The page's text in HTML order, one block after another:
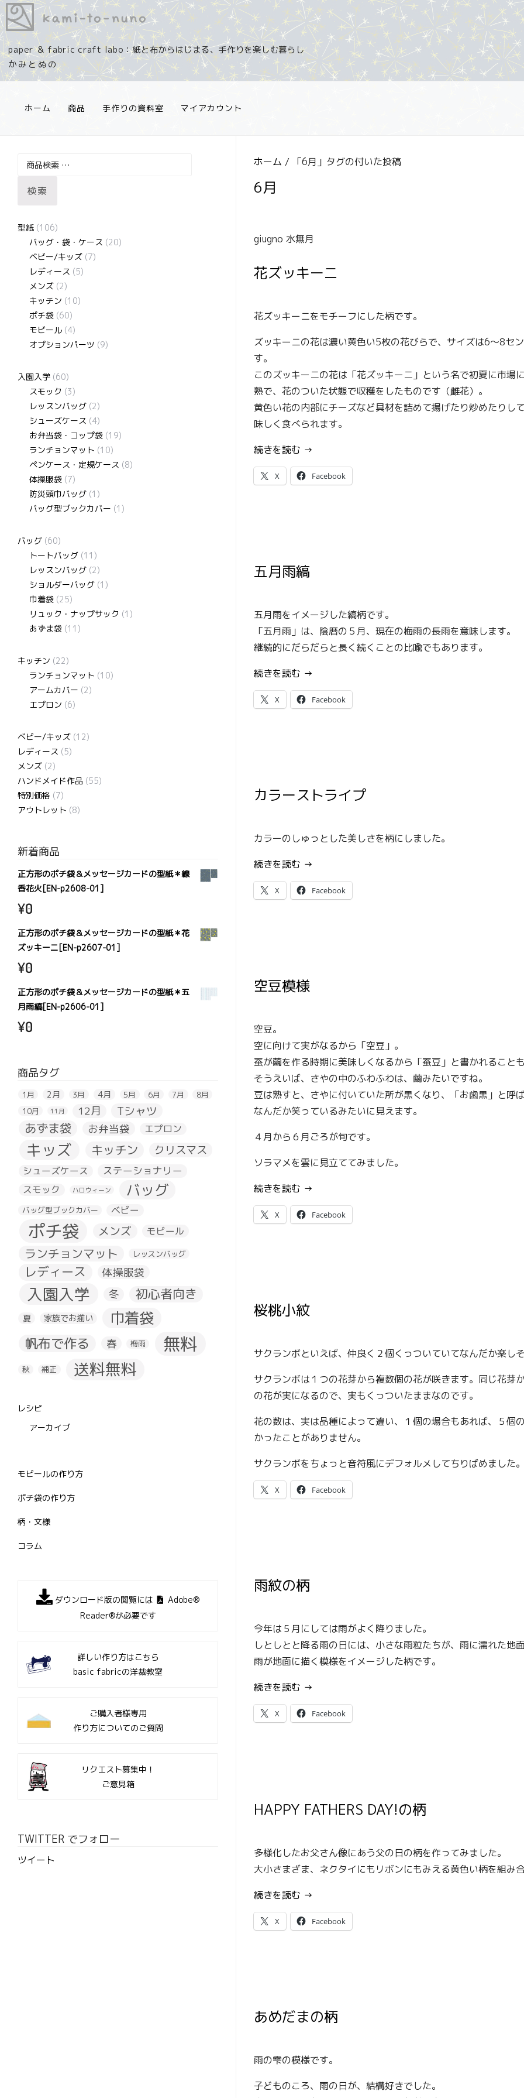
コ
ン
テ
ン
ツ
paper ＆ fabric craft labo：紙と布からはじまる、手作りを楽しむ暮らし
ホーム 商品 手作りの資料室 マイアカウント
ホーム / 「6月」タグの付いた投稿
6月
giugno 水無月
花ズッキーニ
花ズッキーニをモチーフにした柄です。
ズッキーニの花は濃い黄色い5枚の花びらで、サイズは6〜8セ
す。
このズッキーニの花は「花ズッキーニ」という名で初夏に市
熟で、花のついた状態で収穫をしたものです（雌花）。
黄色い花の内部にチーズなど具材を詰めて揚げたり炒めたりし
味しく食べられます。
続きを読む “花
ズ
ッ
→
X Facebook
五月雨縞
五月雨をイメージした縞柄です。
「五月雨」は、陰暦の５月、現在の梅雨の長雨を意味します。
継続的にだらだらと長く続くことの比喩でもあります。
続きを読む “五
月
雨
→
X Facebook
カラーストライプ
カラーのしゅっとした美しさを柄にしました。
続きを読む “カ
ラ
ー
プ”
→
X Facebook
空豆模様
空豆。
空に向けて実がなるから「空豆」。
蚕が繭を作る時期に美味しくなるから「蚕豆」と書かれることも
そうえいば、さやの中のふわふわは、繭みたいですね。
豆は熟すと、さやに付いていた所が黒くなり、「お歯黒」と呼ば
なんだか笑っているみたいに見えます。
４月から６月ごろが旬です。
ソラマメを雲に見立ててみました。
続きを読む “空
豆
模
→
X Facebook
桜桃小紋
サクランボといえば、仲良く２個くっついていてなんだか楽し
サクランボは１つの花芽から複数個の花が咲きます。同じ花芽
の花が実になるので、実もくっついたままなのです。
花の数は、実は品種によって違い、１個の場合もあれば、５個
かったことがありません。
サクランボをちょっと音符風にデフォルメしてちりばめました。
X Facebook
雨紋の柄
今年は５月にしては雨がよく降りました。
しとしとと降る雨の日には、小さな雨粒たちが、雨に濡れた地
雨が地面に描く模様をイメージした柄です。
続きを読む “雨
紋
の
→
X Facebook
HAPPY FATHERS DAY!の柄
多様化したお父さん像にあう父の日の柄を作ってみました。
大小さまざま、ネクタイにもリボンにもみえる黄色い柄を組み合
続きを読む “Happy
Fathers
Day!
→
X Facebook
あめだまの柄
雨の雫の模様です。
子どものころ、雨の日が、結構好きでした。
検索
型紙 (106)
バッグ・袋・ケース (20)
ベビー/キッズ (7)
レディース (5)
メンズ (2)
キッチン (10)
ポチ袋 (60)
モビール (4)
オプションパーツ (9)
入園入学 (60)
スモック (3)
レッスンバッグ (2)
シューズケース (4)
お弁当袋・コップ袋 (19)
ランチョンマット (10)
ペンケース・定規ケース (8)
体操服袋 (7)
防災頭巾バッグ (1)
バッグ型ブックカバー (1)
バッグ (60)
トートバッグ (11)
レッスンバッグ (2)
ショルダーバッグ (1)
巾着袋 (25)
リュック・ナップサック (1)
あずま袋 (11)
キッチン (22)
ランチョンマット (10)
アームカバー (2)
エプロン (6)
ベビー/キッズ (12)
レディース (5)
メンズ (2)
ハンドメイド作品 (55)
特別価格 (7)
アウトレット (8)
新着商品
正方形のポチ袋＆メッセージカードの型紙＊線
香花火[EN-p2608-01]
¥0
正方形のポチ袋＆メッセージカードの型紙＊花
ズッキーニ[EN-p2607-01]
¥0
正方形のポチ袋＆メッセージカードの型紙＊五
月雨縞[EN-p2606-01]
¥0
商品タグ
1月 2月 3月 4月 5月 6月 7月
8月
10月
11月 12月 Tシャツ
あずま袋 お弁当袋 エプロン
キッズ キッチン クリスマス
シューズケース ステーショナリー
スモック ハロウィーン バッグ
バッグ型ブックカバー ベビー
ポチ袋 メンズ モビール
ランチョンマット レッスンバッグ
レディース 体操服袋
入園入学 冬 初心者向き
夏 家族でお揃い 巾着袋
帆布で作る 春 梅雨 無料
秋 補正 送料無料
レシピ
アーカイブ
モビールの作り方
ポチ袋の作り方
柄・文様
コラム
ダウンロード版の閲覧には
Adobe®
Reader®が必要です
詳しい作り方はこちら
basic fabricの洋裁教室
ご購入者様専用
作り方についてのご質問
リクエスト募集中！
ご意見箱
TWITTER でフォロー
ツイート